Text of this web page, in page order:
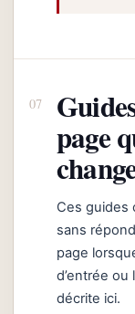
page
Ces guides
sans
page
d’entrée ou
décrite ici.